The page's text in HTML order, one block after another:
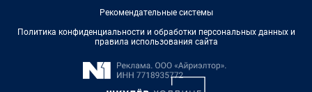
Рекомендательные системы
Политика конфиденциальности и обработки персональных данных и
правила использования сайта